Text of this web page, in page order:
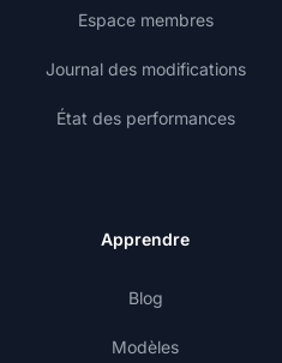
Espace membres
Journal des modifications
État des performances
Apprendre
Blog
Modèles